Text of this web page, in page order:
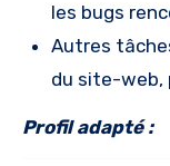
les bugs
Autres
du site-web,
Profil adapté :